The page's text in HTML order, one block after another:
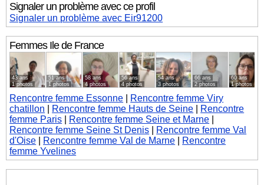
Signaler un problème avec ce profil
Signaler un problème avec Eir91200
FemmesIle de France
43 ans
1 photos
51 ans
1 photos
58 ans
4 photos
56 ans
4 photos
54 ans
3 photos
66 ans
2 photos
60 ans
1 photos
Rencontre femme Essonne
Rencontre femme Viry
chatillon
Rencontre femme Hauts de Seine
Rencontre
femme Paris
Rencontre femme Seine et Marne
Rencontre femme Seine St Denis
Rencontre femme Val
d'Oise
Rencontre femme Val de Marne
Rencontre
femme Yvelines